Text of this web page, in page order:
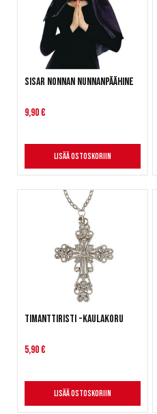
Sisar Nonnan nunnanpäähine
9,90 €
Lisää ostoskoriin
Timanttiristi -kaulakoru
5,90 €
Lisää ostoskoriin